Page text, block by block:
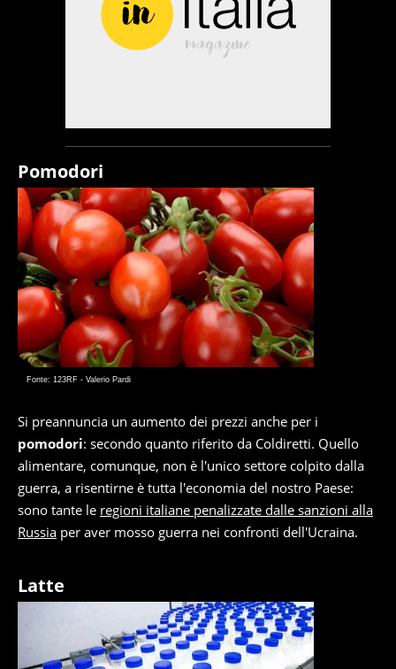
Pomodori
Fonte: 123RF - Valerio Pardi
Si preannuncia un aumento dei prezzi anche per i
pomodori: secondo quanto riferito da Coldiretti. Quello
alimentare, comunque, non è l'unico settore colpito dalla
guerra, a risentirne è tutta l'economia del nostro Paese:
sono tante le regioni italiane penalizzate dalle sanzioni alla
Russia per aver mosso guerra nei confronti dell'Ucraina.
Latte